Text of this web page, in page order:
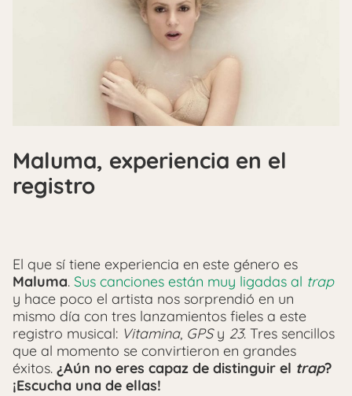
Maluma, experiencia en el
registro
El que sí tiene experiencia en este género es
Maluma. Sus canciones están muy ligadas al trap
y hace poco el artista nos sorprendió en un
mismo día con tres lanzamientos fieles a este
registro musical: Vitamina, GPSy 23. Tres sencillos
que al momento se convirtieron en grandes
éxitos. ¿Aún no eres capaz de distinguir el trap?
¡Escucha una de ellas!